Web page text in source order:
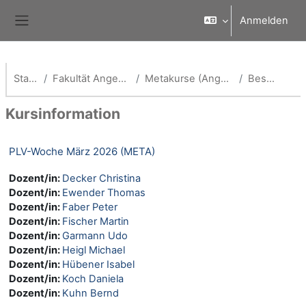
Anmelden
Startseite Fakultät Angewandte Informatik Metakurse (Angewandte Informatik) Beschreibung
Kursinformation
PLV-Woche März 2026 (META)
Dozent/in: Decker Christina
Dozent/in: Ewender Thomas
Dozent/in: Faber Peter
Dozent/in: Fischer Martin
Dozent/in: Garmann Udo
Dozent/in: Heigl Michael
Dozent/in: Hübener Isabel
Dozent/in: Koch Daniela
Dozent/in: Kuhn Bernd